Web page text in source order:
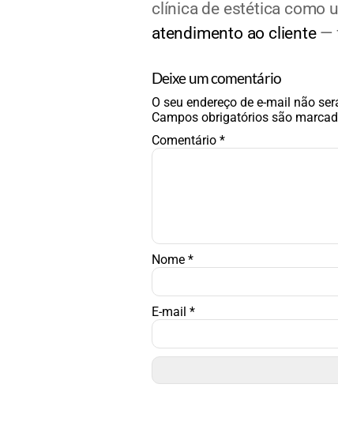
clínica de estética como
atendimento ao cliente—
Deixe um comentário
O seu endereço de e-mail não
Campos obrigatórios são
Comentário *
Nome *
E-mail *